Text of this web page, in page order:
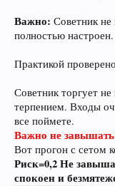
Важно: Советник
полностью настроен.
Практикой
Советник торгует
терпением. Входы
все поймете.
Важно не
Вот прогон с сетом
Риск=0,2 Не
спокоен и